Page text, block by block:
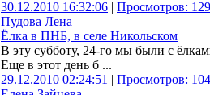
30.12.2010 16:32:06 | Просмотров:
Пудова Лена
Ёлка в ПНБ, в селе Никольском
В эту субботу, 24-го мы были с
Еще в этот день б ...
29.12.2010 02:24:51 | Просмотров: